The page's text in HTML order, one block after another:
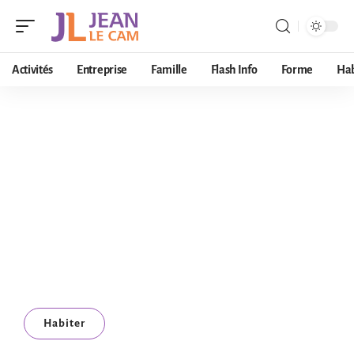
Activités Entreprise Famille Flash Info Forme
Habiter